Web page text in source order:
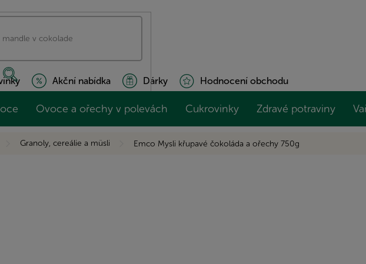
Akční nabídka Dárky Hodnocení obchodu
Ovoce a ořechy v polevách Cukrovinky Zdravé potraviny
Granoly, cereálie a müsli Emco Mysli křupavé čokoláda a ořechy 750g